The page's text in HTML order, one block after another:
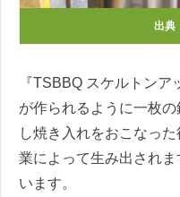
出典
『TSBBQ スケルトン
が作られるように一枚
し焼き入れをおこなっ
業によって生み出され
います。